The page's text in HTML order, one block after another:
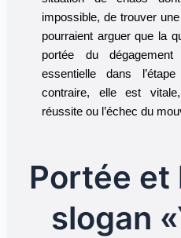
impossible, de trouver
pourraient arguer que la
portée du
essentielle dans
contraire, elle est
réussite ou l’échec du
Portée et
slogan